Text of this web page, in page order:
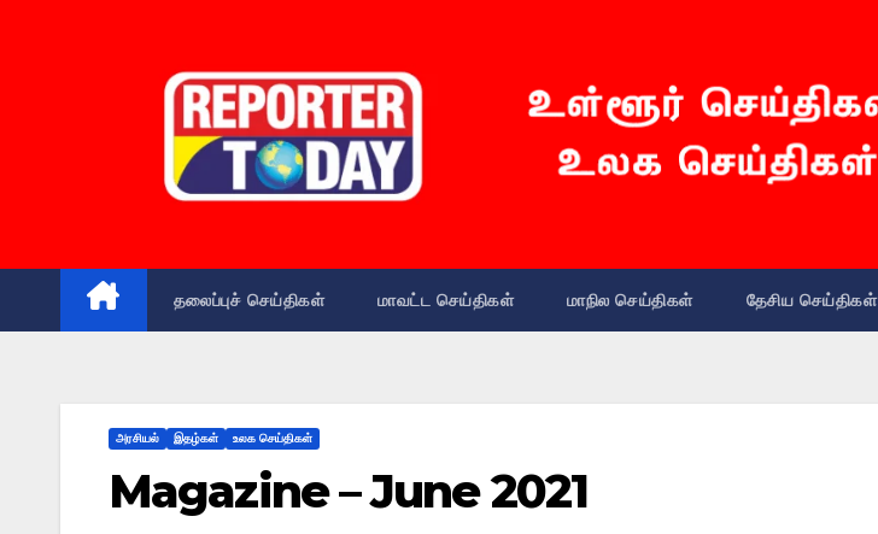
தலைப்புச் செய்திகள் மாவட்ட செய்திகள் மாநில செய்திகள் தேசிய செய்திகள்
அரசியல் இதழ்கள் உலக செய்திகள்
Magazine – June 2021